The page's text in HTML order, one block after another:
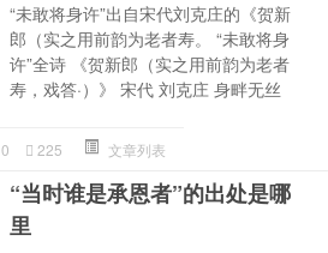
“未敢将身许”出自宋代刘克庄的《贺新
郎（实之用前韵为老者寿。 “未敢将身
许”全诗 《贺新郎（实之用前韵为老者
寿，戏答·）》 宋代 刘克庄 身畔无丝
0 225 文章列表
“当时谁是承恩者”的出处是哪
里